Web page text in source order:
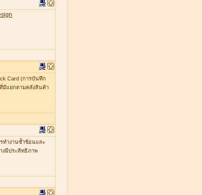
Card (การบันทึก
มีแยกตามคลังสินค้า
ทำงานซ้ำซ้อนและ
งมีประสิทธิภาพ